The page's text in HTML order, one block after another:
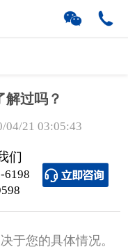
解过吗？
04/21 03:05:43
们
6198
您的具体情况。